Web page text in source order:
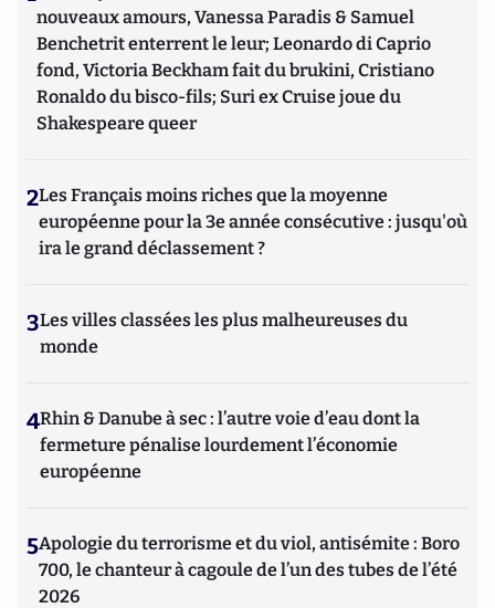
nouveaux amours, Vanessa Paradis & Samuel
Benchetrit enterrent le leur; Leonardo di Caprio
fond, Victoria Beckham fait du brukini, Cristiano
Ronaldo du bisco-fils; Suri ex Cruise joue du
Shakespeare queer
2Les Français moins riches que la moyenne
européenne pour la 3e année consécutive : jusqu'où
ira le grand déclassement ?
3Les villes classées les plus malheureuses du
monde
4Rhin & Danube à sec : l’autre voie d’eau dont la
fermeture pénalise lourdement l’économie
européenne
5Apologie du terrorisme et du viol, antisémite : Boro
700, le chanteur à cagoule de l’un des tubes de l’été
2026